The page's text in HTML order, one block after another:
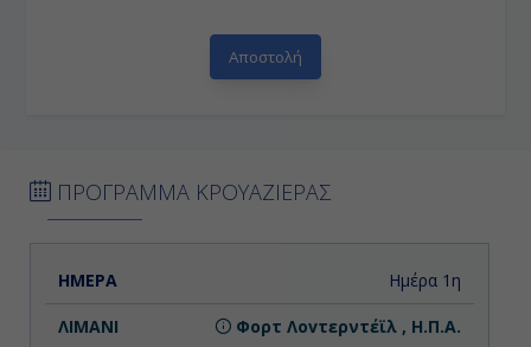
ΠΡΟΓΡΑΜΜΑ ΚΡΟΥΑΖΙΕΡΑΣ
ΗΜΕΡΑ ΑΝΑΧΩΡΗΣΗ
Ημέρα 1η
Φορτ Λοvτερντέϊλ , Η.Π.Α.